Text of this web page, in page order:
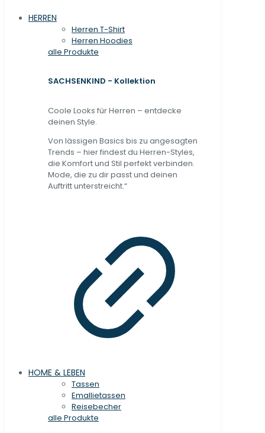
HERREN
Herren T-Shirt
Herren Hoodies
alle Produkte
SACHSENKIND - Kollektion
Coole Looks für Herren – entdecke
deinen Style.
Von lässigen Basics bis zu angesagten
Trends – hier findest du Herren-Styles,
die Komfort und Stil perfekt verbinden.
Mode, die zu dir passt und deinen
Auftritt unterstreicht.“
HOME & LEBEN
Tassen
Emallietassen
Reisebecher
alle Produkte